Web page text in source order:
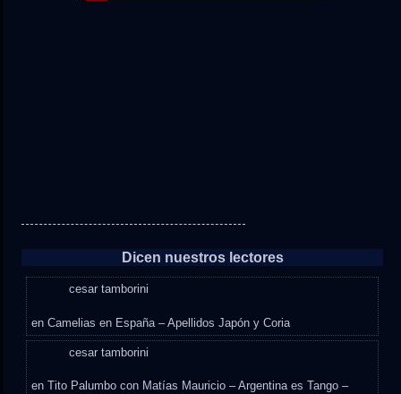
Dicen nuestros lectores
cesar tamborini
enCamelias en España – Apellidos Japón y Coria
cesar tamborini
enTito Palumbo con Matías Mauricio – Argentina es Tango –